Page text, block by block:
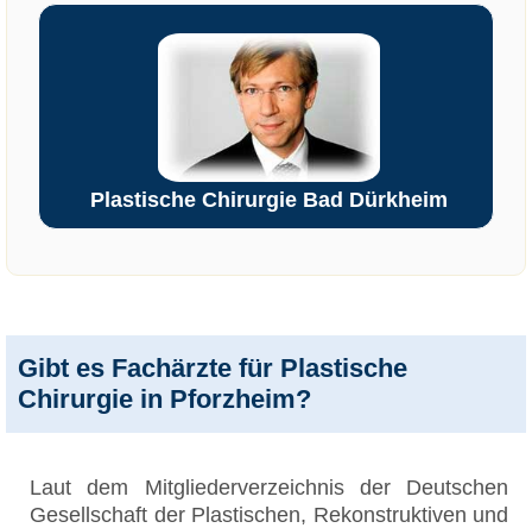
Plastische Chirurgie Bad Dürkheim
Gibt es Fachärzte für Plastische
Chirurgie in Pforzheim?
Laut dem Mitgliederverzeichnis der Deutschen
Gesellschaft der Plastischen, Rekonstruktiven und